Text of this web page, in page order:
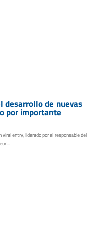
desarrollo de nuevas
por importante
entry, liderado por el responsable del
...